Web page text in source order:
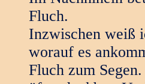
Fluch.
Inzwischen weiß
worauf es
Fluch zum